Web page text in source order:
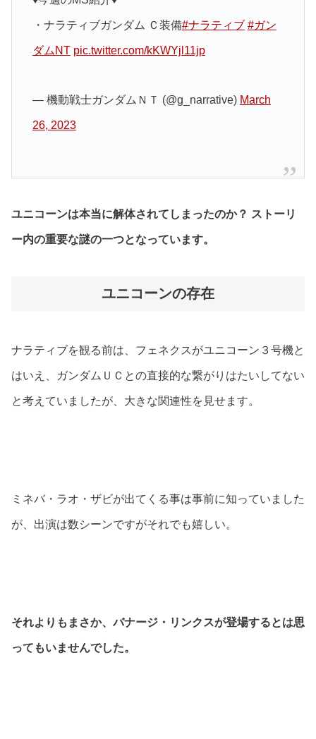
・ナラティブガンダム Ｃ装備#ナラティブ #ガン
ダムNT pic.twitter.com/kKWYjl11jp
— 機動戦士ガンダムＮＴ (@g_narrative) March
26, 2023
ユニコーンは本当に解体されてしまったのか？ ストーリ
ー内の重要な謎の一つとなっています。
ユニコーンの存在
ナラティブを観る前は、フェネクスがユニコーン３号機と
はいえ、ガンダムＵＣとの直接的な繋がりはたいしてない
と考えていましたが、大きな関連性を見せます。
ミネバ・ラオ・ザビが出てくる事は事前に知っていました
が、出演は数シーンですがそれでも嬉しい。
それよりもまさか、バナージ・リンクスが登場するとは思
ってもいませんでした。